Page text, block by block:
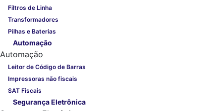
Filtros de Linha
Transformadores
Pilhas e Baterias
Automação
Automação
Leitor de Código de Barras
Impressoras não fiscais
SAT Fiscais
Segurança Eletrônica